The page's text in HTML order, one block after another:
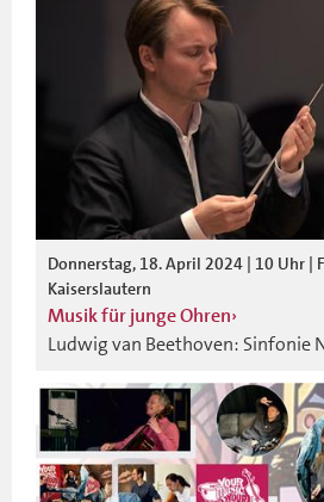
Donnerstag, 18. April 2024 | 10 Uhr |
Kaiserslautern
Musik für junge Ohren
Ludwig van Beethoven: Sinfonie